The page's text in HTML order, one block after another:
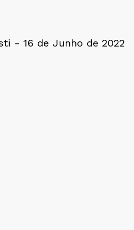
- 16 de Junho de 2022